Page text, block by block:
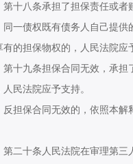
八条承担了担保责任或者赔
债权既有债务人自己提供的
有的担保物权的，人民法院应
九条担保合同无效，承担了
人民法院应予支持。
保合同无效的，依照本解释
十条人民法院在审理第三人